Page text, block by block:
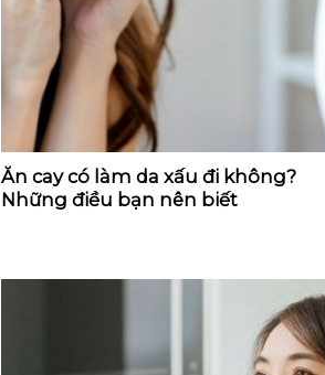
Ăn cay có làm da xấu đi không?
Những điều bạn nên biết